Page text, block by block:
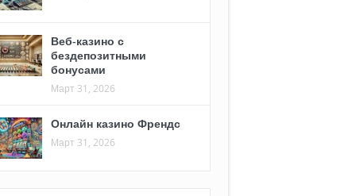
Веб-казино с
бездепозитными
бонусами
Март 31, 2026
Онлайн казино Френдс
Март 31, 2026